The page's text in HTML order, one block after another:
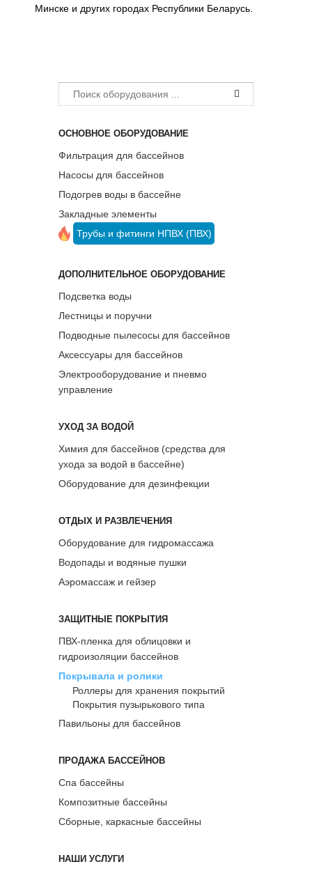
Минске и других городах Республики Беларусь.
ОСНОВНОЕ ОБОРУДОВАНИЕ
Фильтрация для бассейнов
Насосы для бассейнов
Подогрев воды в бассейне
Закладные элементы
Трубы и фитинги НПВХ (ПВХ)
ДОПОЛНИТЕЛЬНОЕ ОБОРУДОВАНИЕ
Подсветка воды
Лестницы и поручни
Подводные пылесосы для бассейнов
Аксессуары для бассейнов
Электрооборудование и пневмо
управление
УХОД ЗА ВОДОЙ
Химия для бассейнов (средства для
ухода за водой в бассейне)
Оборудование для дезинфекции
ОТДЫХ И РАЗВЛЕЧЕНИЯ
Оборудование для гидромассажа
Водопады и водяные пушки
Аэромассаж и гейзер
ЗАЩИТНЫЕ ПОКРЫТИЯ
ПВХ-пленка для облицовки и
гидроизоляции бассейнов
Покрывала и ролики
Роллеры для хранения покрытий
Покрытия пузырькового типа
Павильоны для бассейнов
ПРОДАЖА БАССЕЙНОВ
Спа бассейны
Композитные бассейны
Сборные, каркасные бассейны
НАШИ УСЛУГИ